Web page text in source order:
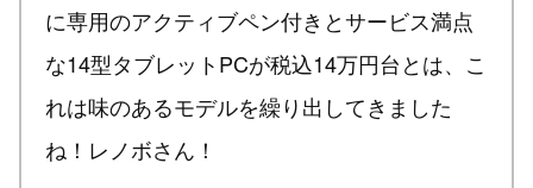
に専用のアクティブペン付きとサービス満点
な14型タブレットPCが税込14万円台とは、こ
れは味のあるモデルを繰り出してきました
ね！レノボさん！